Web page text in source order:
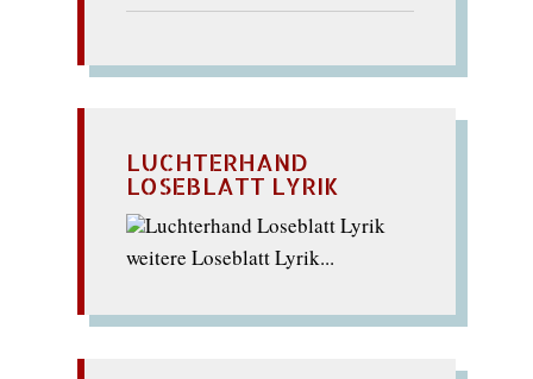
LUCHTERHAND
LOSEBLATT LYRIK
weitere Loseblatt Lyrik...